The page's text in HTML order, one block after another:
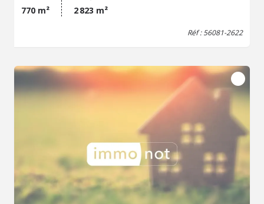
ossature métallique, bardage gris couverture bac acier,
menuiserie pvc et alu grise. Bâtiment raccordé au tout à
770 m² 2 823 m²
Réf : 56081-2622